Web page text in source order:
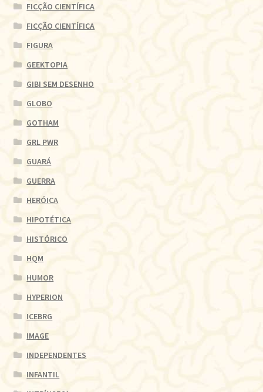
FICÇÃO CIENTÍFICA
FICÇÃO CIENTÍFICA
FIGURA
GEEKTOPIA
GIBI SEM DESENHO
GLOBO
GOTHAM
GRL PWR
GUARÁ
GUERRA
HERÓICA
HIPOTÉTICA
HISTÓRICO
HQM
HUMOR
HYPERION
ICEBRG
IMAGE
INDEPENDENTES
INFANTIL